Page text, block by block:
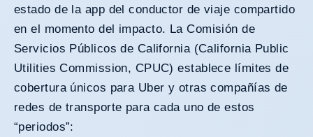
estado de la app del conductor de viaje compartido
en el momento del impacto. La Comisión de
Servicios Públicos de California (California Public
Utilities Commission, CPUC) establece límites de
cobertura únicos para Uber y otras compañías de
redes de transporte para cada uno de estos
“periodos”: